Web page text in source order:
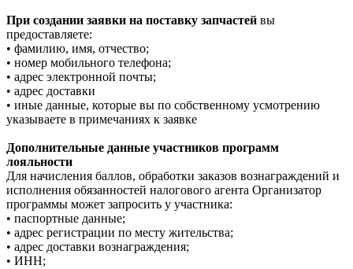
При создании заявки на поставку запчастей вы
предоставляете:
• фамилию, имя, отчество;
• номер мобильного телефона;
• адрес электронной почты;
• адрес доставки
• иные данные, которые вы по собственному усмотрению
указываете в примечаниях к заявке
Дополнительные данные участников программ
лояльности
Для начисления баллов, обработки заказов вознаграждений и
исполнения обязанностей налогового агента Организатор
программы может запросить у участника:
• паспортные данные;
• адрес регистрации по месту жительства;
• адрес доставки вознаграждения;
• ИНН;